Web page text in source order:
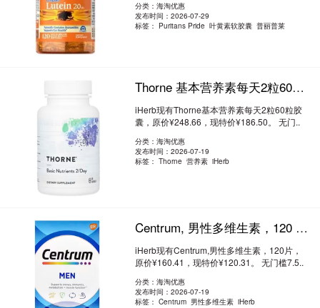
分类：海淘优惠
发布时间：2026-07-29
标签： Puritans Pride 叶黄素软胶囊 普丽普莱
Thorne 基本营养素每天2粒60粒胶囊 7.5折 ¥186.5
iHerb现有Thorne基本营养素每天2粒60粒胶
囊，原价¥248.66，现特价¥186.50。 无门..
分类：海淘优惠
发布时间：2026-07-19
标签：Thorne 营养素 iHerb
Centrum, 男性多维生素，120 片 7.5折 ¥120.31
iHerb现有Centrum,男性多维生素，120片，
原价¥160.41，现特价¥120.31。 无门槛7.5..
分类：海淘优惠
发布时间：2026-07-19
标签：Centrum 男性多维生素 iHerb